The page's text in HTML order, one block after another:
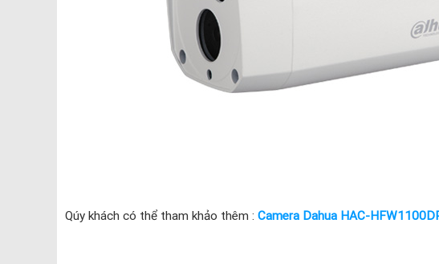
Qúy khách có thể tham khảo thêm : Camera Dahua HAC-